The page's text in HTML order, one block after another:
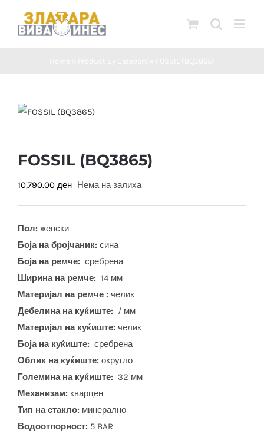
FOSSIL (BQ3865)
10,790.00 ден Нема на залиха
Пол: женски
Боја на бројчаник: сина
Боја на ремче: сребрена
Ширина на ремче: 14 мм
Материјал на ремче : челик
Дебелина на куќиште: / мм
Материјал на куќиште: челик
Боја на куќиште: сребрена
Облик на куќиште: округло
Големина на куќиште: 32 мм
Механизам: кварцен
Тип на стакло: минерално
Водоотпорност: 5 BAR